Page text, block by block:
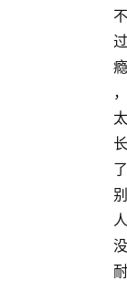
不
过
瘾
，
太
长
了
别
人
没
耐